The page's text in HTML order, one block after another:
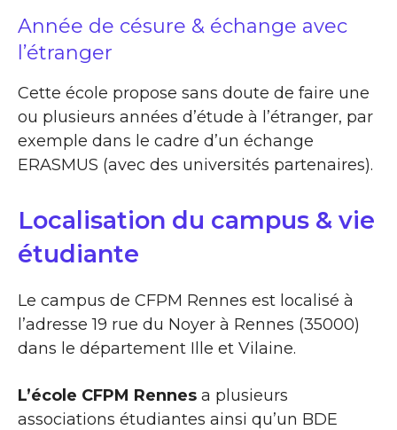
Année de césure & échange avec
l’étranger
Cette école propose sans doute de faire une
ou plusieurs années d’étude à l’étranger, par
exemple dans le cadre d’un échange
ERASMUS (avec des universités partenaires).
Localisation du campus & vie
étudiante
Le campus de CFPM Rennes est localisé à
l’adresse 19 rue du Noyer à Rennes (35000)
dans le département Ille et Vilaine.
L’école CFPM Rennes a plusieurs
associations étudiantes ainsi qu’un BDE